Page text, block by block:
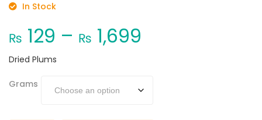
In Stock
₨ 129 – ₨ 1,699
Dried Plums
Grams